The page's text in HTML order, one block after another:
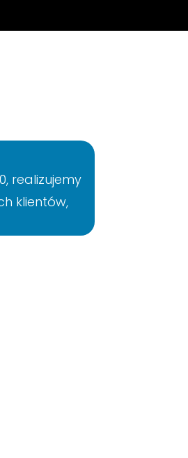
realizujemy
klientów,